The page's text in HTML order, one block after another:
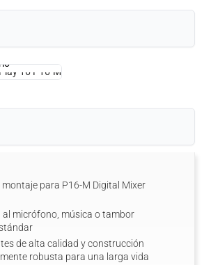
montaje para P16-M Digital Mixer
micrófono música otambor
de alta calidad y construcción
robusta para una larga vida